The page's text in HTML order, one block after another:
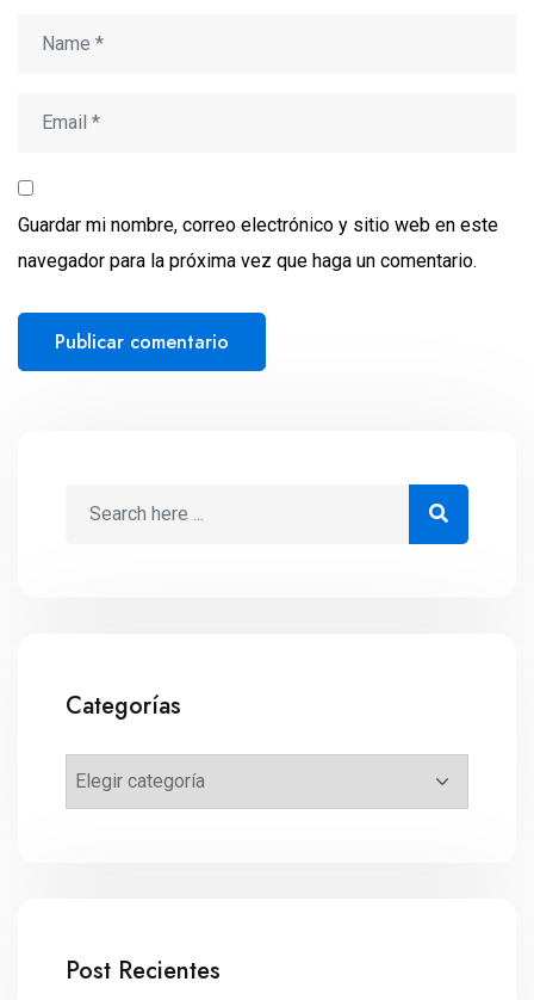
Guardar mi nombre, correo electrónico y sitio web en este
navegador para la próxima vez que haga un comentario.
Categorías
Post Recientes